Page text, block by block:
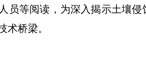
员等阅读，为深入揭示土壤
术桥梁。